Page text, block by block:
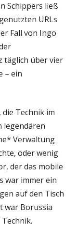
Schippers ließ
URLs
Fall von Ingo
täglich über vier
– ein
Technik im
legendären
Verwaltung
oder wenig
der das mobile
war immer ein
auf den Tisch
war Borussia